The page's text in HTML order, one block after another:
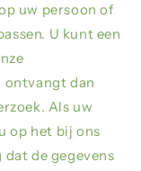
uw persoon of
U kunt een
ontvangt dan
Als uw
op het bij ons
de gegevens